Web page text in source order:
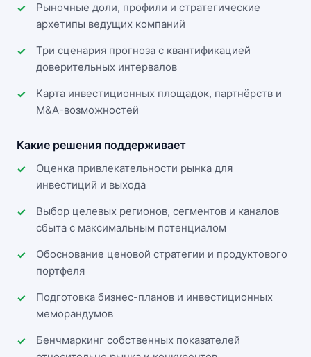
Рыночные доли, профили и стратегические
архетипы ведущих компаний
Три сценария прогноза с квантификацией
доверительных интервалов
Карта инвестиционных площадок, партнёрств и
M&A-возможностей
Какие решения поддерживает
Оценка привлекательности рынка для
инвестиций и выхода
Выбор целевых регионов, сегментов и каналов
сбыта с максимальным потенциалом
Обоснование ценовой стратегии и продуктового
портфеля
Подготовка бизнес-планов и инвестиционных
меморандумов
Бенчмаркинг собственных показателей